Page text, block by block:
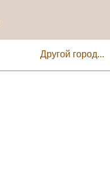
Другой город...